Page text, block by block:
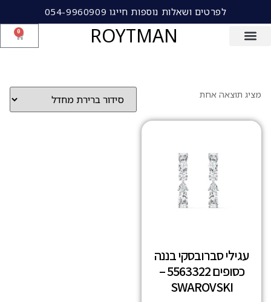
לפרטים ושאלות נוספות חייגו 054-9960909
ROYTMAN
0
מציג תוצאה אחת
עגילי סברובסקי בננה
כסופים 5563322 –
SWAROVSKI